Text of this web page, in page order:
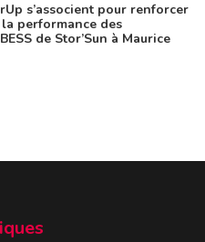
s’associent pour renforcer
performance des
de Stor’Sun à Maurice